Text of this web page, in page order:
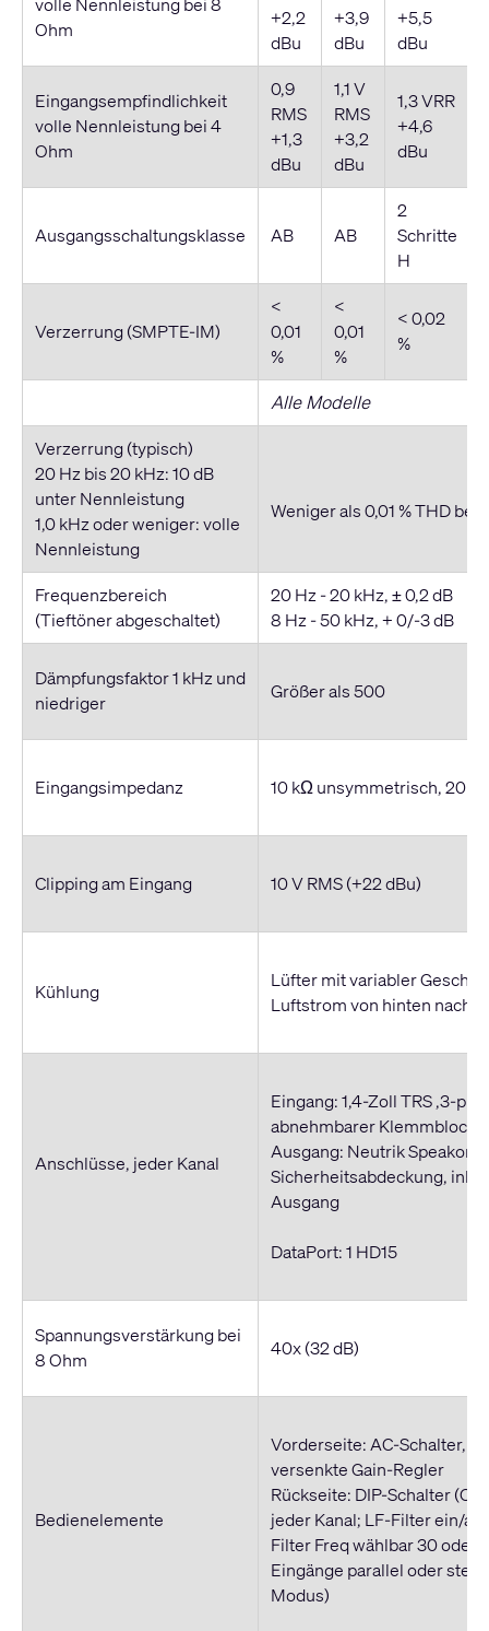
Ohm
+2,2
dBu
+3,9
dBu
+5,5
dBu
Eingangsempfindlichkeit
volle Nennleistung bei 4
Ohm
0,9
RMS
+1,3
dBu
1,1 V
RMS
+3,2
dBu
1,3 VRR
+4,6
dBu
Ausgangsschaltungsklasse AB AB
2
Schritte
H
Verzerrung (SMPTE-IM)
<
0,01
%
<
0,01
%
< 0,02
%
Alle Modelle
Verzerrung (typisch)
20 Hz bis 20 kHz: 10 dB
unter Nennleistung
1,0 kHz oder weniger: volle
Nennleistung
Weniger als 0,01 % THD bei
Frequenzbereich
(Tieftöner abgeschaltet)
20 Hz - 20 kHz, ± 0,2 dB
8 Hz - 50 kHz, + 0/-3 dB
Dämpfungsfaktor 1 kHz und
niedriger
Größer als 500
Eingangsimpedanz 10 kΩ unsymmetrisch, 20
Clipping am Eingang 10 V RMS (+22 dBu)
Kühlung
Lüfter mit variabler
Luftstrom von hinten nach
Anschlüsse, jeder Kanal
Eingang: 1,4-Zoll TRS ,3-pin
abnehmbarer Klemmblock
Ausgang: Neutrik Speakon®
Sicherheitsabdeckung,
Ausgang
DataPort: 1 HD15
Spannungsverstärkung bei
8 Ohm
40x (32 dB)
Bedienelemente
Vorderseite: AC-Schalter,
versenkte Gain-Regler
Rückseite: DIP-Schalter
jeder Kanal; LF-Filter ein/
Filter Freq wählbar 30 oder
Eingänge parallel oder
Modus)